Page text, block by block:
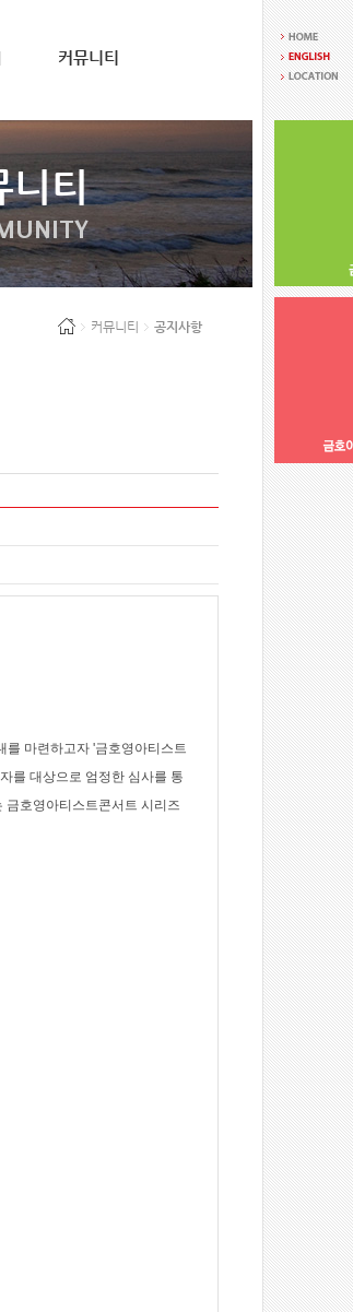
커뮤니티
니티
커뮤니티 공지사항
를 마련하고자 '금호영아티스트
를 대상으로 엄정한 심사를 통
금호영아티스트콘서트 시리즈